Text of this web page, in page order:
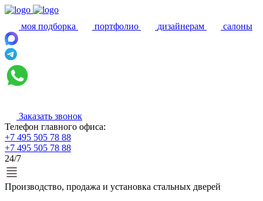
моя подборка портфолио дизайнерам салоны
Заказать звонок
Телефон главного офиса:
+7 495 505 78 88
+7 495 505 78 88
24/7
Производство, продажа и установка стальных дверей